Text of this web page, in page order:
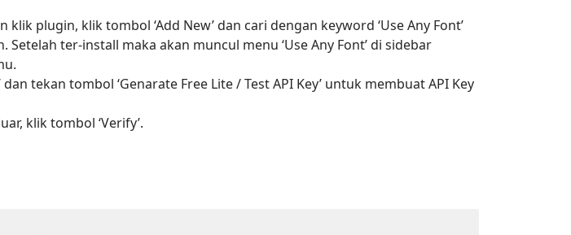
plugin, klik tombol ‘Add New’ dan cari dengan keyword ‘Use Any Font’
Setelah ter-install maka akan muncul menu ‘Use Any Font’ di sidebar
dan tekan tombol ‘Genarate Free Lite / Test API Key’ untuk membuat API Key
klik tombol ‘Verify’.